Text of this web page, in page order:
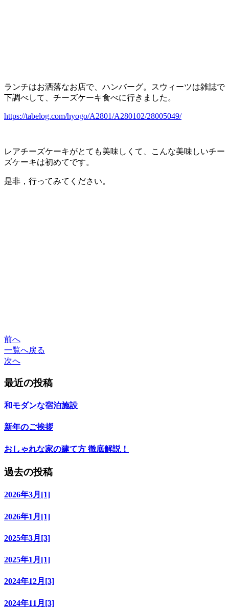
ランチはお洒落なお店で、ハンバーグ。スウィーツは雑誌で
下調べして、チーズケーキ食べに行きました。
https://tabelog.com/hyogo/A2801/A280102/28005049/
レアチーズケーキがとても美味しくて、こんな美味しいチー
ズケーキは初めてです。
是非，行ってみてください。
前へ
一覧へ戻る
次へ
最近の投稿
和モダンな宿泊施設
新年のご挨拶
おしゃれな家の建て方 徹底解説！
過去の投稿
2026年3月[1]
2026年1月[1]
2025年3月[3]
2025年1月[1]
2024年12月[3]
2024年11月[3]